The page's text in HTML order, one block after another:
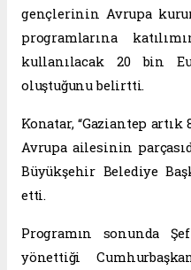
gençlerinin Avrupa
programlarına
kullanılacak 20 bin
oluştuğunu belirtti.
Konatar, “Gaziantep
Avrupa ailesinin
Büyükşehir Belediye
etti.
Programın sonunda
yönettiği